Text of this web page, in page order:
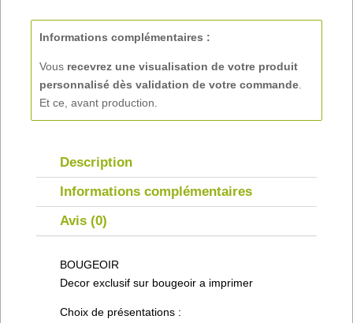
Informations complémentaires :
Vous recevrez une visualisation de votre produit
personnalisé dès validation de votre commande.
Et ce, avant production.
Description
Informations complémentaires
Avis (0)
BOUGEOIR
Decor exclusif sur bougeoir a imprimer
Choix de présentations :